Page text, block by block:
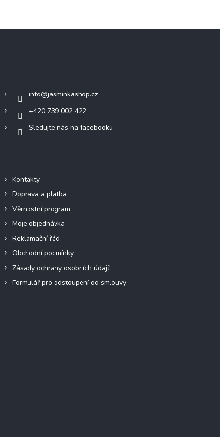
info@jasminkashop.cz
+420 739 002 422
Sledujte nás na facebooku
Kontakty
Doprava a platba
Věrnostní program
Moje objednávka
Reklamační řád
Obchodní podmínky
Zásady ochrany osobních údajů
Formulář pro odstoupení od smlouvy